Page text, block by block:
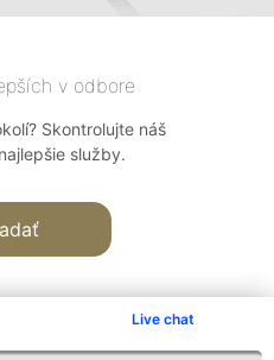
Live chat
v odbore
Skontrolujte náš
služby.